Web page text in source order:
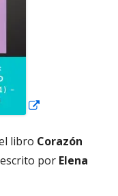
libro Corazón
por Elena